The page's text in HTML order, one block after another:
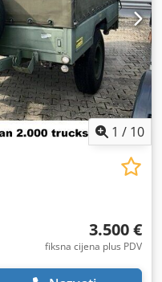
1 / 10
3.500 €
fiksna cijena plus PDV